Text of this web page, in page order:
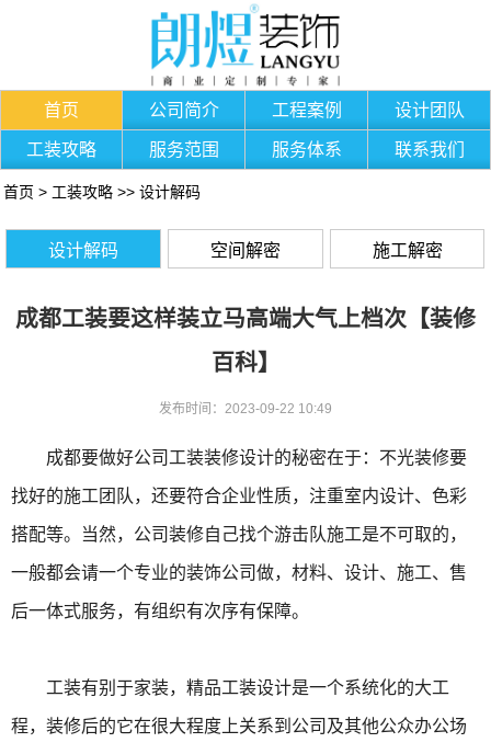
首页 公司简介 工程案例 设计团队
工装攻略 服务范围 服务体系 联系我们
首页 > 工装攻略 >> 设计解码
设计解码 空间解密 施工解密
成都工装要这样装立马高端大气上档次【装修
百科】
发布时间：2023-09-22 10:49
成都要做好公司工装装修设计的秘密在于：不光装修要
找好的施工团队，还要符合企业性质，注重室内设计、色彩
搭配等。当然，公司装修自己找个游击队施工是不可取的，
一般都会请一个专业的装饰公司做，材料、设计、施工、售
后一体式服务，有组织有次序有保障。
工装有别于家装，精品工装设计是一个系统化的大工
程，装修后的它在很大程度上关系到公司及其他公众办公场